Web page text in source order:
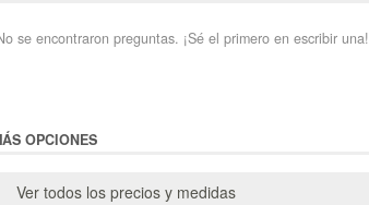
se encontraron preguntas. ¡Sé el primero en escribir una!
OPCIONES
Ver todos los precios y medidas